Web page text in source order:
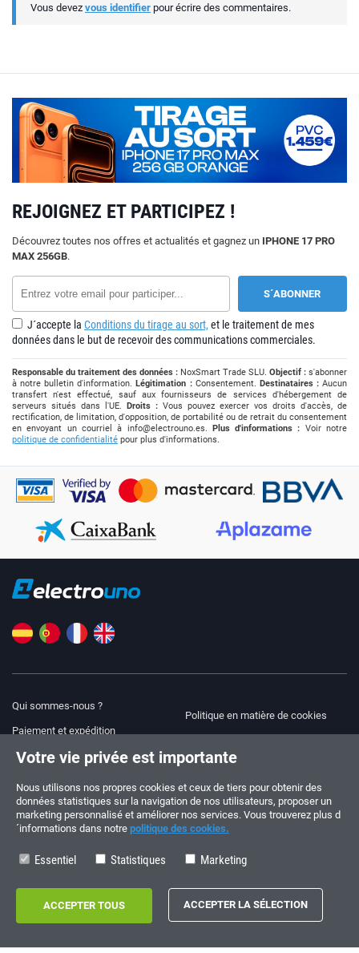
Vous devez vous identifier pour écrire des commentaires.
REJOIGNEZ ET PARTICIPEZ !
Découvrez toutes nos offres et actualités et gagnez un IPHONE 17 PRO
MAX 256GB.
J´accepte la Conditions du tirage au sort, et le traitement de mes
données dans le but de recevoir des communications commerciales.
Responsable du traitement des données : NoxSmart Trade SLU. Objectif : s'abonner
à notre bulletin d'information.Légitimation :Consentement. Destinataires :Aucun
transfert n'est effectué, sauf aux fournisseurs de services d'hébergement de
serveurs situés dans l'UE. Droits : Vous pouvez exercer vos droits d'accès, de
rectification, de limitation, d'opposition, de portabilité ou de retrait du consentement
en envoyant un courriel à info@electrouno.es. Plus d'informations : Voir notre
politique de confidentialité pour plus d'informations.
Qui sommes-nous ?
Paiement et expédition
Avis juridique
Politique de confidentialité
Politique en matière de cookies
+34 910 600 459
HORAIRES D’ÉTÉ
Du lundi au vendredi: 10:00 - 14:00
Suivez-nous !
Votre vie privée est importante
Nous utilisons nos propres cookies et ceux de tiers pour obtenir des
données statistiques sur la navigation de nos utilisateurs, proposer un
marketing personnalisé et améliorer nos services. Vous trouverez plus d
´informations dans notre politique des cookies.
Essentiel Statistiques Marketing